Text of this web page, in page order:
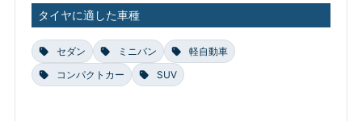
タイヤに適した車種
セダン ミニバン
軽自動車
コンパクトカー
SUV